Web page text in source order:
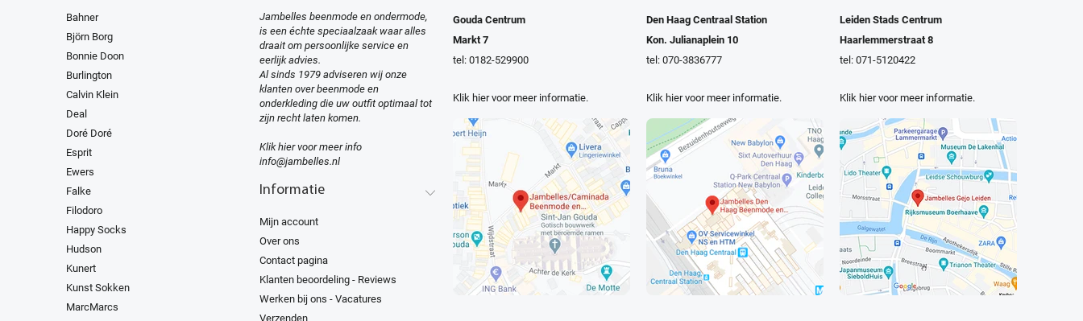
Bahner
Björn Borg
Bonnie Doon
Burlington
Calvin Klein
Deal
Doré Doré
Esprit
Ewers
Falke
Filodoro
Happy Socks
Hudson
Kunert
Kunst Sokken
MarcMarcs
Jambelles beenmode en ondermode,
is een échte speciaalzaak waar alles
draait om persoonlijke service en
eerlijk advies.
Al sinds 1979 adviseren wij onze
klanten over beenmode en
onderkleding die uw outfit optimaal tot
zijn recht laten komen.
Klik hier voor meer info
info@jambelles.nl
Informatie
Mijn account
Over ons
Contact pagina
Klanten beoordeling - Reviews
Werken bij ons - Vacatures
Verzenden
Gouda Centrum
Markt 7
tel: 0182-529900
Klik hier voor meer informatie.
Den Haag Centraal Station
Kon. Julianaplein 10
tel: 070-3836777
Klik hier voor meer informatie.
Leiden Stads Centrum
Haarlemmerstraat 8
tel: 071-5120422
Klik hier voor meer informatie.